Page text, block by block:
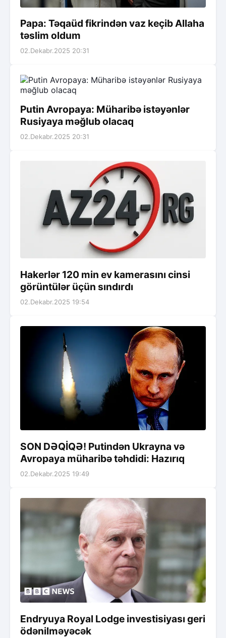
Papa: Təqaüd fikrindən vaz keçib Allaha
təslim oldum
02.Dekabr.2025 20:31
Putin Avropaya: Müharibə istəyənlər
Rusiyaya məğlub olacaq
02.Dekabr.2025 20:31
Hakerlər 120 min ev kamerasını cinsi
görüntülər üçün sındırdı
02.Dekabr.2025 19:54
SON DƏQİQƏ! Putindən Ukrayna və
Avropaya müharibə təhdidi: Hazırıq
02.Dekabr.2025 19:49
Endryuya Royal Lodge investisiyası geri
ödənilməyəcək